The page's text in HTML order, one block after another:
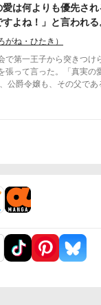
もりだった令嬢が、自分
愛は何よりも優先さ
よね！」と言われる
がね・ひたき）
で第一王子から突きつけ
張って言った。「真実の
合わせた隣国の第二王子
考えなしな計画を実行す
ね！シリーズ」について
ズラインナップ ・1作目：『真実
りも優先される』と婚約
※本作） ・2作目：『お姉様、そのネック
』と微笑んだ義妹は、何